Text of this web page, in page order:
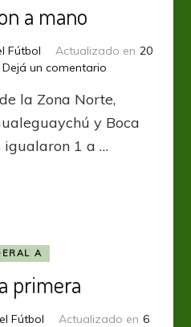
a mano
Fútbol Actualizado en 20
Dejá un comentarioen
a
mano
la Zona Norte,
y Boca
igualaron 1 a …
A
primera
Fútbol Actualizado en 6